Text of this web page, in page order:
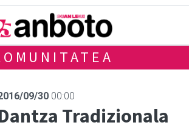
09/30 00:00
Tradizionala